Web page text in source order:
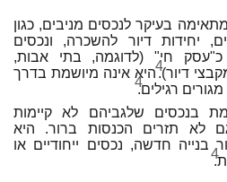
מתאימה בעיקר לנכסים מניבים, כגון
יחידות דיור להשכרה, ונכסים
כ"עסק חי" (לדוגמה, בתי אבות,
דיור).4היא אינה מיושמת בדרך
רגילים.4
בנכסים שלגביהם לא קיימות
לא תזרים הכנסות ברור. היא
בנייה חדשה, נכסים ייחודיים או
4